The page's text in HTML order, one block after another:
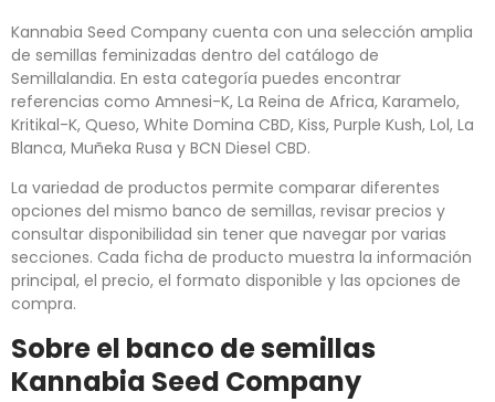
Kannabia Seed Company cuenta con una selección amplia
de semillas feminizadas dentro del catálogo de
Semillalandia. En esta categoría puedes encontrar
referencias como Amnesi-K, La Reina de Africa, Karamelo,
Kritikal-K, Queso, White Domina CBD, Kiss, Purple Kush, Lol, La
Blanca, Muñeka Rusa y BCN Diesel CBD.
La variedad de productos permite comparar diferentes
opciones del mismo banco de semillas, revisar precios y
consultar disponibilidad sin tener que navegar por varias
secciones. Cada ficha de producto muestra la información
principal, el precio, el formato disponible y las opciones de
compra.
Sobre el banco de semillas
Kannabia Seed Company